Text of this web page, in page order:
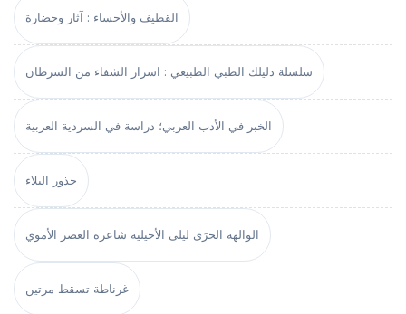
القطيف والأحساء : آثار وحضارة
سلسلة دليلك الطبي الطبيعي : اسرار الشفاء من السرطان
الخبر في الأدب العربي؛ دراسة في السردية العربية
جذور البلاء
الوالهة الحرَى ليلى الأخيلية شاعرة العصر الأموي
غرناطة تسقط مرتين